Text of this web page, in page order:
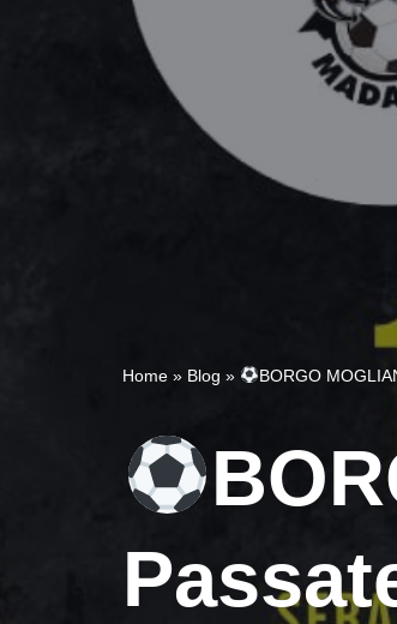
Home » Blog » BORGO